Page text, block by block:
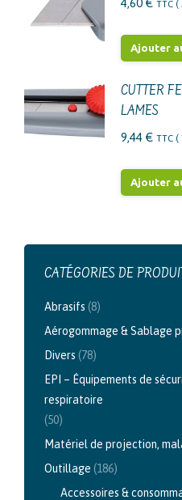
4,60 € TTC (
Ajouter
CUTTER
LAMES
9,44 € TTC (
Ajouter
CATÉGORIES DE
Abrasifs (8)
Aérogommage & Sablage
Divers (78)
EPI – Équipements de
respiratoire
(50)
Matériel de projection,
Outillage (186)
Accessoires &